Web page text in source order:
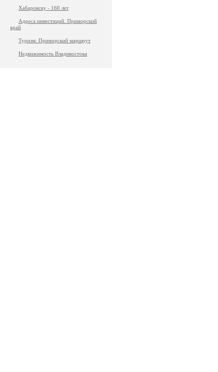
Хабаровску - 160 лет
Адреса инвестиций. Приморский
край
Туризм: Приморский маршрут
Недвижимость Владивостока